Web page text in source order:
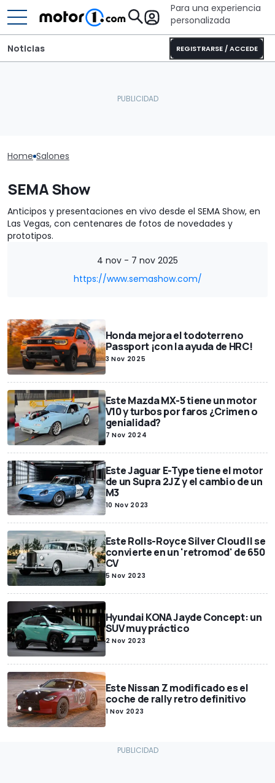
Para una experiencia
personalizada
REGISTRARSE / ACCEDE
Noticias
Home Salones
SEMA Show
Anticipos y presentaciones en vivo desde el SEMA Show, en
Las Vegas, con centenares de fotos de novedades y
prototipos.
4 nov - 7 nov 2025
https://www.semashow.com/
Honda mejora el todoterreno
Passport ¡con la ayuda de HRC!
3 Nov 2025
Este Mazda MX-5 tiene un motor
V10 y turbos por faros ¿Crimen o
genialidad?
7 Nov 2024
Este Jaguar E-Type tiene el motor
de un Supra 2JZ y el cambio de un
M3
10 Nov 2023
Este Rolls-Royce Silver Cloud II se
convierte en un 'retromod' de 650
CV
5 Nov 2023
Hyundai KONA Jayde Concept: un
SUV muy práctico
2 Nov 2023
Este Nissan Z modificado es el
coche de rally retro definitivo
1 Nov 2023